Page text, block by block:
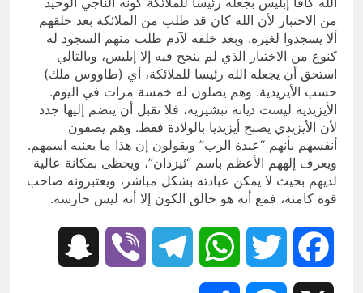
من الاختبار لأن الله كان قد طلب من الملائكة بعد خلقهم
ألا يسجدوا لغيره. وبعد خلقه لآدم طلب منهم السجود له
كنوع من الاختبار الذي لم ينجح فيه إلا إبليس، وبالتالي
استحق أن يجعله الله رئيسا للملائكة، أي (طاووس ملك)
حسب الأيزيدية. وهم يصلون له خمسة مرات في اليوم.
الأيزيدية ليست ديانة تبشيرية، فلا تقبل أن ينضم إليها جدد
لأن الأيزيدي يصبح أيزيديا بالولادة فقط. وهم يصفون
أنفسهم بأنهم “عبدة الرب” ويقولون إن هذا ما يعنيه اسمهم.
ويعرف إلههم الأعظم باسم “ئيزدان”، ويحظى بمكانة عالية
لديهم بحيث لا يمكن عبادته بشكل مباشر، ويعتبرونه صاحب
قوة كامنة، فمع أنه هو خالق الكون إلا أنه ليس حارسه.
Facebook
Twitter
WhatsApp
Telegram
Viber